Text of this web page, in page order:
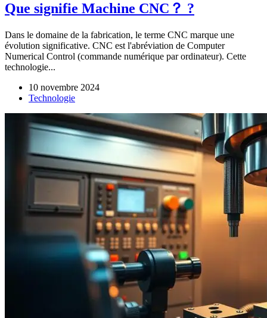
Que signifie Machine CNC？ ?
Dans le domaine de la fabrication, le terme CNC marque une
évolution significative. CNC est l'abréviation de Computer
Numerical Control (commande numérique par ordinateur). Cette
technologie...
10 novembre 2024
Technologie